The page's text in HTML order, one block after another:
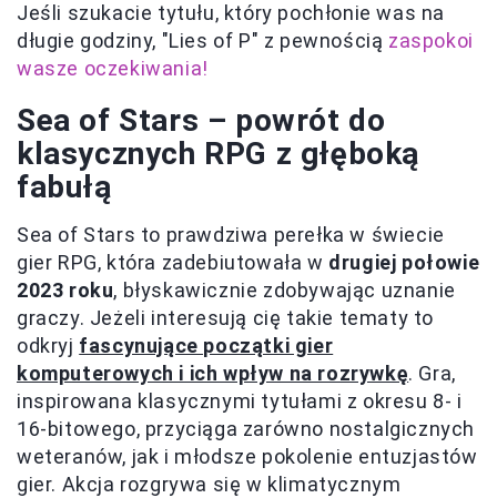
Jeśli szukacie tytułu, który pochłonie was na
długie godziny, "Lies of P" z pewnością zaspokoi
wasze oczekiwania!
Sea of Stars – powrót do
klasycznych RPG z głęboką
fabułą
Sea of Stars to prawdziwa perełka w świecie
gier RPG, która zadebiutowała w drugiej połowie
2023 roku, błyskawicznie zdobywając uznanie
graczy. Jeżeli interesują cię takie tematy to
odkryj fascynujące początki gier
komputerowych i ich wpływ na rozrywkę. Gra,
inspirowana klasycznymi tytułami z okresu 8- i
16-bitowego, przyciąga zarówno nostalgicznych
weteranów, jak i młodsze pokolenie entuzjastów
gier. Akcja rozgrywa się w klimatycznym